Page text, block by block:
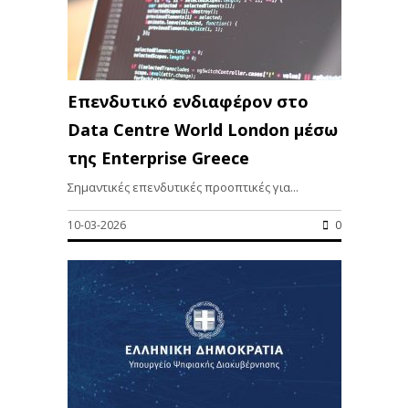
Επενδυτικό ενδιαφέρον στο
Data Centre World London μέσω
της Enterprise Greece
Σημαντικές επενδυτικές προοπτικές για...
10-03-2026 0